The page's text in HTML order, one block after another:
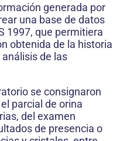
generada por
una base de datos
1997, que permitiera
obtenida de la historia
de las
se consignaron
parcial de orina
del examen
de presencia o